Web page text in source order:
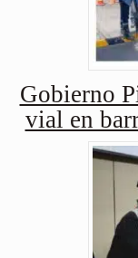
Gobierno
vial en